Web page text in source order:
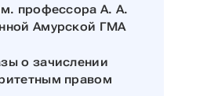
профессора А. А.
Амурской ГМА
о зачислении
правом